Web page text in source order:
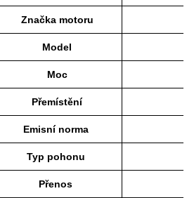
Značka motoru
Model
Moc
Přemístění
Emisní norma
Typ pohonu
Přenos